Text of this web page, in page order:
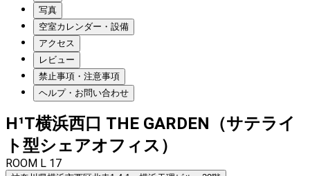
写真
空室カレンダー・設備
アクセス
レビュー
禁止事項・注意事項
ヘルプ・お問い合わせ
H¹T横浜西口 THE GARDEN（サテライ
ト型シェアオフィス）
ROOM L 17